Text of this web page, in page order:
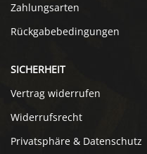
Zahlungsarten
Rückgabebedingungen
SICHERHEIT
Vertrag widerrufen
Widerrufsrecht
Privatsphäre & Datenschutz